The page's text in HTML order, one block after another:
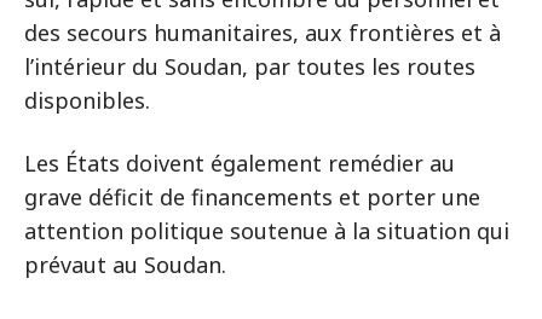
des secours humanitaires, aux frontières et à
l’intérieur du Soudan, par toutes les routes
disponibles.
Les États doivent également remédier au
grave déficit de financements et porter une
attention politique soutenue à la situation qui
prévaut au Soudan.